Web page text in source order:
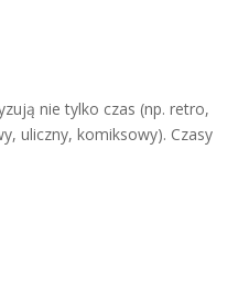
nie tylko czas (np. retro,
uliczny, komiksowy). Czasy